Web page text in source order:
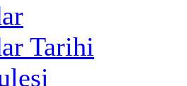
Tarihi